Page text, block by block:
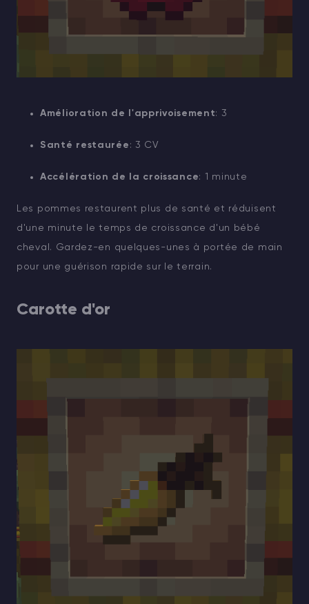
Amélioration de l'apprivoisement: 3
Santé restaurée : 3 CV
Accélération de la croissance: 1 minute
Les pommes restaurent plus de santé et réduisent
d'une minute le temps de croissance d'un bébé
cheval. Gardez-en quelques-unes à portée de main
pour une guérison rapide sur le terrain.
Carotte d'or